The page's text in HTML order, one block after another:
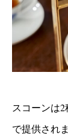
スコーンは
で提供され